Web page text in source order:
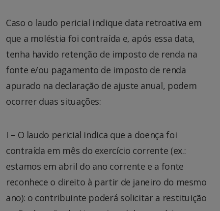
Caso o laudo pericial indique data retroativa em
que a moléstia foi contraída e, após essa data,
tenha havido retenção de imposto de renda na
fonte e/ou pagamento de imposto de renda
apurado na declaração de ajuste anual, podem
ocorrer duas situações:
I – O laudo pericial indica que a doença foi
contraída em mês do exercício corrente (ex.:
estamos em abril do ano corrente e a fonte
reconhece o direito à partir de janeiro do mesmo
ano): o contribuinte poderá solicitar a restituição